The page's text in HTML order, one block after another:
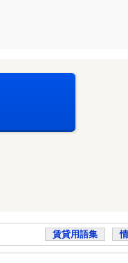
賃貸用語集